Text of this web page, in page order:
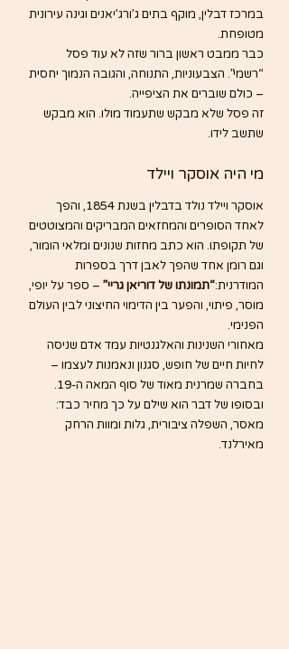
במרכז דבלין, מוקף בתים ג’ורג’יאנים וגינה עירונית
מטופחת.
כבר ממבט ראשון ברור שזה לא עוד פסל
“רשמי”. הצבעוניות, התנוחה, והגובה הנמוך יחסית
– כולם שוברים את הציפייה.
זה פסל שלא מבקש שתעמוד מולו. הוא מבקש
שתשב לידו.
מי היה אוסקר ויילד
אוסקר ויילד נולד בדבלין בשנת 1854, והפך
לאחד הסופרים והמחזאים המבריקים והמצוטטים
של תקופתו. הוא כתב מחזות שנונים ומלאי הומור,
וגם רומן אחד שהפך לאבן דרך בספרות
המודרנית:“תמונתו של דוריאן גריי” – ספר על יופי,
מוסר, פיתוי, והפער בין הדימוי החיצוני לבין העולם
הפנימי.
מאחורי השנינות והאלגנטיות עמד אדם שניסה
לחיות חיים של חופש, סגנון ונאמנות לעצמו –
בחברה שמרנית מאוד של סוף המאה ה-19.
ובסופו של דבר הוא שילם על כך מחיר כבד:
מאסר, השפלה ציבורית, גלות ומוות הרחק
מאירלנד.